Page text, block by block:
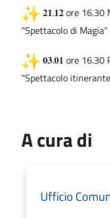
𝟐𝟏.𝟏𝟐 ore 16.30
"Spettacolo di
𝟎𝟑.𝟎𝟏 ore 16.30
"Spettacolo
A cura di
Ufficio